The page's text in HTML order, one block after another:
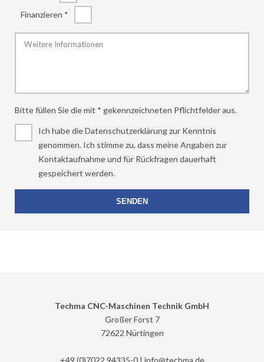
Finanzieren *
Bitte füllen Sie die mit * gekennzeichneten Pflichtfelder aus.
Ich habe die Datenschutzerklärung zur Kenntnis
genommen. Ich stimme zu, dass meine Angaben zur
Kontaktaufnahme und für Rückfragen dauerhaft
gespeichert werden.
Techma CNC-Maschinen Technik GmbH
Großer Forst 7
72622 Nürtingen